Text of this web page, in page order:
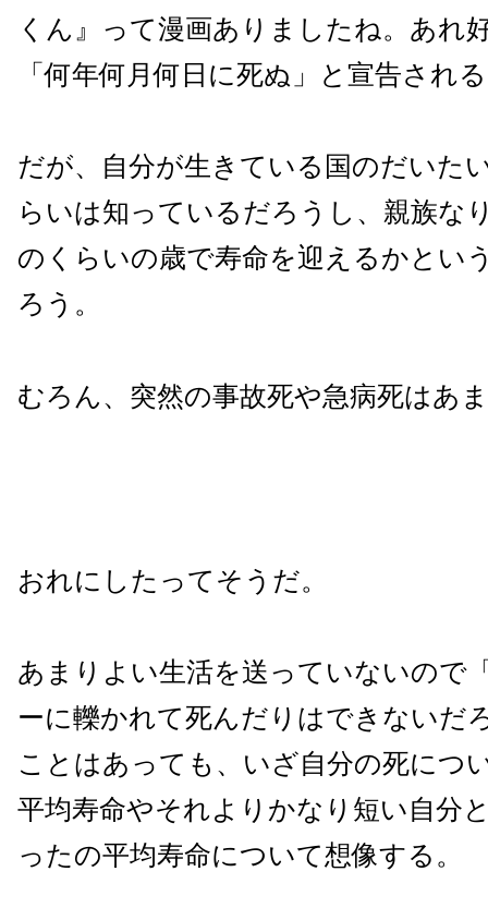
くん』って漫画ありましたね。あれ
「何年何月何日に死ぬ」と宣告され
だが、自分が生きている国のだいた
らいは知っているだろうし、親族な
のくらいの歳で寿命を迎えるかとい
ろう。
むろん、突然の事故死や急病死はあ
おれにしたってそうだ。
あまりよい生活を送っていないので
ーに轢かれて死んだりはできないだ
ことはあっても、いざ自分の死につ
平均寿命やそれよりかなり短い自分
ったの平均寿命について想像する。